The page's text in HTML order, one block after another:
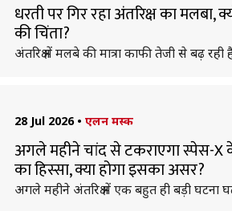
धरती पर गिर रहा अंतरिक्ष का मलबा,
की चिंता?
अंतरिक्ष में मलबे की मात्रा काफी तेजी से बढ़ रही
28 Jul 2026 • एलन मस्क
अगले महीने चांद से टकराएगा स्पेस-
का हिस्सा, क्या होगा इसका असर?
अगले महीने अंतरिक्ष में एक बहुत ही बड़ी घटना